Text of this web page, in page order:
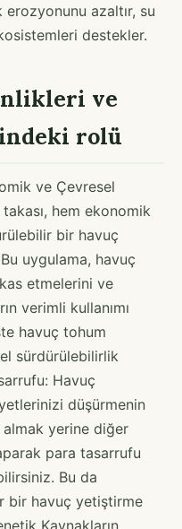
azaltır, su
destekler.
ve
rolü
ve Çevresel
hem ekonomik
bir havuç
uygulama, havuç
etmelerini ve
verimli kullanımı
havuç tohum
sürdürülebilirlik
Havuç
düşürmenin
yerine diğer
para tasarrufu
Bu da
bir havuç yetiştirme
Kaynakların